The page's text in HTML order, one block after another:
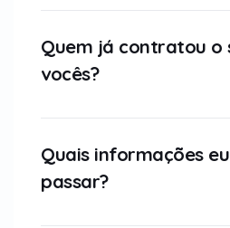
Quem já contratou o
vocês?
Quais informações
passar?